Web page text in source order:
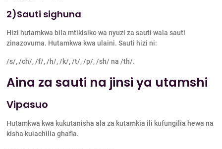
2)Sauti sighuna
Hizi hutamkwa bila mtikisiko wa nyuzi za sauti wala sauti
zinazovuma. Hutamkwa kwa ulaini. Sauti hizi ni:
/s/, /ch/, /f/, /h/, /k/, /t/, /p/, /sh/ na /th/.
Aina za sauti na jinsi ya utamshi
Vipasuo
Hutamkwa kwa kukutanisha ala za kutamkia ili kufungilia hewa na
kisha kuiachilia ghafla.